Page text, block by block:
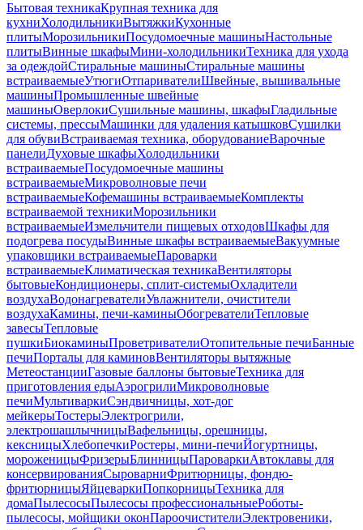
Бытовая техникаКрупная техника для
кухниХолодильникиВытяжкиКухонные
плитыМорозильникиПосудомоечные машиныНастольные
плитыВинные шкафыМини-холодильникиТехника для ухода
за одеждойСтиральные машиныСтиральные машины
встраиваемыеУтюгиОтпаривателиШвейные, вышивальные
машиныПромышленные швейные
машиныОверлокиСушильные машины, шкафыГладильные
системы, прессыМашинки для удаления катышковСушилки
для обувиВстраиваемая техника, оборудованиеВарочные
панелиДуховые шкафыХолодильники
встраиваемыеПосудомоечные машины
встраиваемыеМикроволновые печи
встраиваемыеКофемашины встраиваемыеКомплекты
встраиваемой техникиМорозильники
встраиваемыеИзмельчители пищевых отходовШкафы для
подогрева посудыВинные шкафы встраиваемыеВакуумные
упаковщики встраиваемыеПароварки
встраиваемыеКлиматическая техникаВентиляторы
бытовыеКондиционеры, сплит-системыОхладители
воздухаВодонагревателиУвлажнители, очистители
воздухаКамины, печи-каминыОбогревателиТепловые
завесыТепловые
пушкиБиокаминыПроветривателиОтопительные печиБанные
печиПорталы для каминовВентиляторы вытяжные
МетеостанцииГазовые баллоны бытовыеТехника для
приготовления едыАэрогрилиМикроволновые
печиМультиваркиСэндвичницы, хот-дог
мейкерыТостерыЭлектрогрили,
электрошашлычницыВафельницы, орешницы,
кексницыХлебопечкиРостеры, мини-печиЙогуртницы,
мороженицыФризерыБлинницыПароваркиАвтоклавы для
консервированияСыроварниФритюрницы, фондю-
фритюрницыЯйцеваркиПопкорницыТехника для
домаПылесосыПылесосы профессиональныеРоботы-
пылесосы, мойщики оконПароочистителиЭлектровеники,